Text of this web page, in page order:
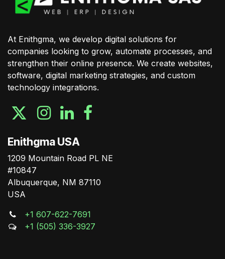
At Enithgma, we develop digital solutions for
companies looking to grow, automate processes, and
strengthen their online presence. We create websites,
software, digital marketing strategies, and custom
technology integrations.
Enithgma USA
1209 Mountain Road PL NE
#10847
Albuquerque, NM 87110
USA
+1 607-622-7691
+1 (505) 336-3927